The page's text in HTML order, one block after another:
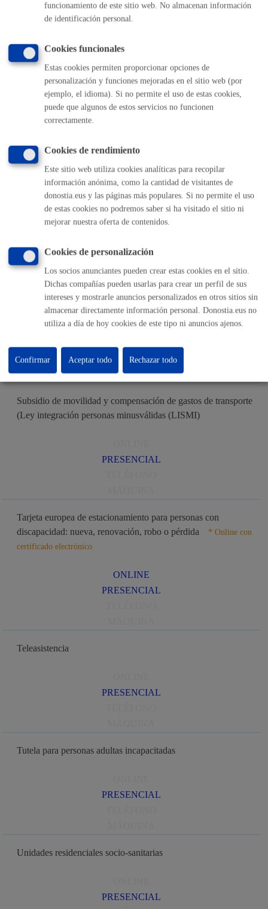
TELÉFONO
MÁQUINA
Reserva de plaza de estacionamiento cercana al domicilio para
personas con movilidad reducida
* Online con certificado
electrónico
ONLINE
MÁQUINA
Residencias permanentes o temporales para personas con
enfermedad mental
ONLINE
TELÉFONO
MÁQUINA
Servicio Municipal de ayuda a domicilio (SAD)
ONLINE
TELÉFONO
MÁQUINA
Subsidio de movilidad y compensación de gastos de transporte
(Ley integración personas minusválidas (LISMI)
PRESENCIAL
Tarjeta europea de estacionamiento para personas con
discapacidad: nueva, renovación, robo o pérdida
* Online con
certificado electrónico
ONLINE
PRESENCIAL
Teleasistencia
PRESENCIAL
Tutela para personas adultas incapacitadas
PRESENCIAL
Unidades residenciales socio-sanitarias
PRESENCIAL
funcionamiento de este sitio web. No almacenan información
de identificación personal.
Cookies funcionales
Estas cookies permiten proporcionar opciones de
personalización y funciones mejoradas en el sitio web (por
ejemplo, el idioma). Si no permite el uso de estas cookies,
puede que algunos de estos servicios no funcionen
correctamente.
Cookies de rendimiento
Este sitio web utiliza cookies analíticas para recopilar
información anónima, como la cantidad de visitantes de
donostia.eus y las páginas más populares. Si no permite el uso
de estas cookies no podremos saber si ha visitado el sitio ni
mejorar nuestra oferta de contenidos.
Cookies de personalización
Los socios anunciantes pueden crear estas cookies en el sitio.
Dichas compañías pueden usarlas para crear un perfil de sus
intereses y mostrarle anuncios personalizados en otros sitios sin
almacenar directamente información personal. Donostia.eus no
utiliza a día de hoy cookies de este tipo ni anuncios ajenos.
Rechazar todo
Confirmar Aceptar todo